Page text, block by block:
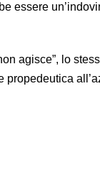
essere
agisce”, lo